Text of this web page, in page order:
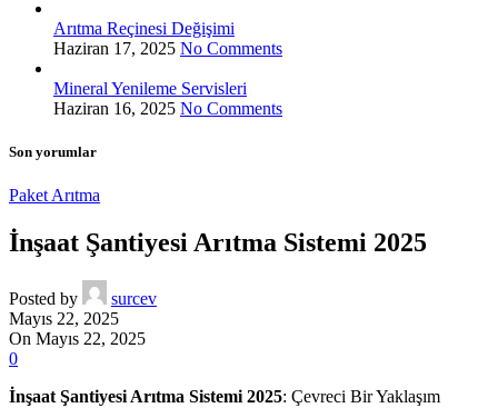
Arıtma Reçinesi Değişimi
Haziran 17, 2025 No Comments
Mineral Yenileme Servisleri
Haziran 16, 2025 No Comments
Son yorumlar
Paket Arıtma
İnşaat Şantiyesi Arıtma Sistemi 2025
Posted by
surcev
Mayıs 22, 2025
On Mayıs 22, 2025
0
İnşaat Şantiyesi Arıtma Sistemi 2025: Çevreci Bir Yaklaşım